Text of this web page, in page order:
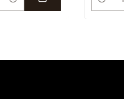
Cantidad